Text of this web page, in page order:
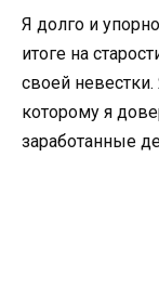
Я долго и
итоге на
своей
которому я
заработанные